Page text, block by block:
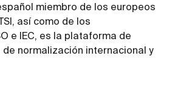
miembro de los europeos
así como de los
e IEC, es la plataforma de
normalización internacional y